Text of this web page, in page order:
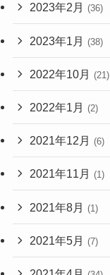
2023年2月 (36)
2023年1月 (38)
2022年10月 (21)
2022年1月 (2)
2021年12月 (6)
2021年11月 (1)
2021年8月 (1)
2021年5月 (7)